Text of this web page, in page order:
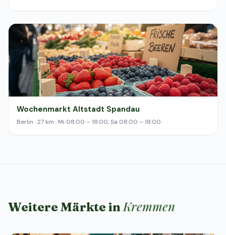
Wochenmarkt Altstadt Spandau
Berlin · 27 km · Mi 08:00 – 18:00, Sa 08:00 – 18:00
Weitere Märkte inKremmen